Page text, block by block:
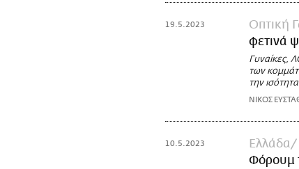
19.5.2023 Οπτική
φετινά
Γυναίκες,
των
την
ΝΙΚΟΣ
10.5.2023 Ελλάδα
Φόρουμ